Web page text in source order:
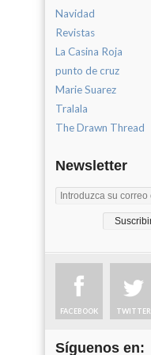
Navidad
Revistas
La Casina Roja
punto de cruz
Marie Suarez
Tralala
The Drawn Thread
Newsletter
FACEBOOK TWITTER
Síguenos en: